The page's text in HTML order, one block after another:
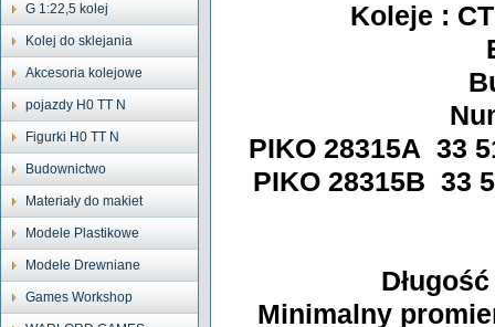
G 1:22,5 kolej
Kolej do sklejania
Akcesoria kolejowe
pojazdy H0 TT N
Figurki H0 TT N
Budownictwo
Materiały do makiet
Modele Plastikowe
Modele Drewniane
Games Workshop
Koleje :
PIKO 28315A 33
PIKO 28315B 33
Minimalny